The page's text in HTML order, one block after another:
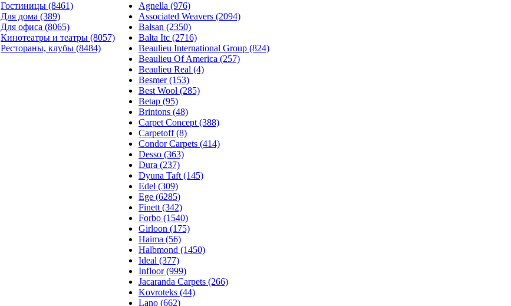
Гостиницы (8461)
Для дома (389)
Для офиса (8065)
Кинотеатры и театры (8057)
Рестораны, клубы (8484)
Agnella (976)
Associated Weavers (2094)
Balsan (2350)
Balta Itc (2716)
Beaulieu International Group (824)
Beaulieu Of America (257)
Beaulieu Real (4)
Besmer (153)
Best Wool (285)
Betap (95)
Brintons (48)
Carpet Concept (388)
Carpetoff (8)
Condor Carpets (414)
Desso (363)
Dura (237)
Dyuna Taft (145)
Edel (309)
Ege (6285)
Finett (342)
Forbo (1540)
Girloon (175)
Haima (56)
Halbmond (1450)
Ideal (377)
Infloor (999)
Jacaranda Carpets (266)
Kovroteks (44)
Lano (662)